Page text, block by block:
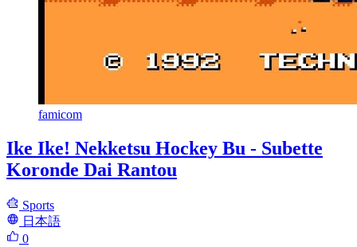
famicom
Ike Ike! Nekketsu Hockey Bu - Subette
Koronde Dai Rantou
Sports
日本語
0